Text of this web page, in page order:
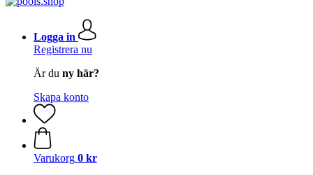
Logga in
Registrera nu
Är du ny här?
Skapa konto
Varukorg 0 kr